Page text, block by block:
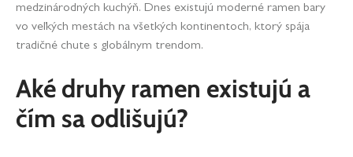
medzinárodných kuchýň. Dnes existujú moderné ramen bary
vo veľkých mestách na všetkých kontinentoch, ktorý spája
tradičné chute s globálnym trendom.
Aké druhy ramen existujú a
čím sa odlišujú?